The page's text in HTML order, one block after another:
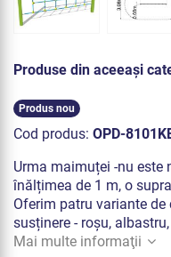
Produse din aceeași
Produs nou
Cod produs: OPD-
Urma maimuței -nu este
înălțimea de 1 m, o
Oferim patru variante
susținere - roșu,
Mai multe informaţii